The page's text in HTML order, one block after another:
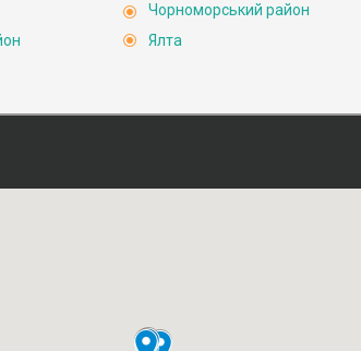
Чорноморський район
Ялта